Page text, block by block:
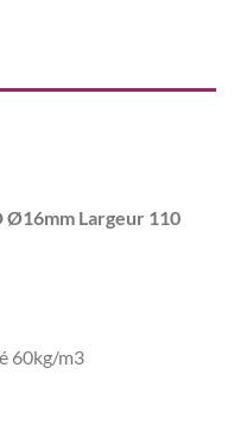
Ø16mm Largeur 110
60kg/m3